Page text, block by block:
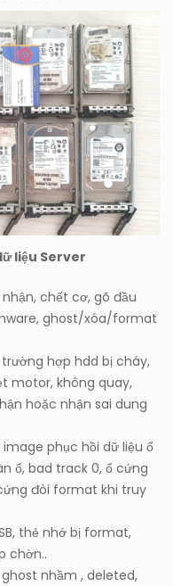
liệu Server
nhận, chết cơ, gõ đầu
ghost/xóa/format
hợp hdd bị cháy,
motor, không quay,
hoặc nhận sai dung
phục hồi dữ liệu ổ
ổ, bad track 0, ổ cứng
đòi format khi truy
thẻ nhớ bị format,
chờn..
ghost nhầm , deleted,